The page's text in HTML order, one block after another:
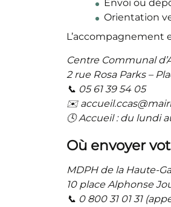
Envoi ou
Orientation
L’accompagnement
Centre Communal
2 rue Rosa Parks –
📞 05 61 39 54 05
✉️
🕓 Accueil : du lundi
Où envoyer
MDPH de la Haute-
10 place Alphonse
📞 0 800 31 01 31